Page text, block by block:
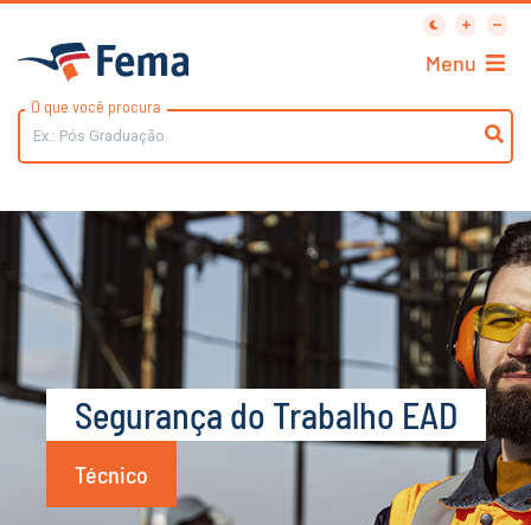
O que você procura
Menu
Segurança do Trabalho EAD
Técnico